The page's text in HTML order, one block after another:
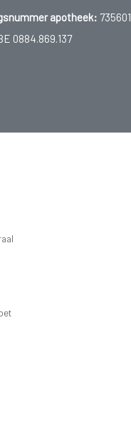
apotheek: 735601
0884.869.137